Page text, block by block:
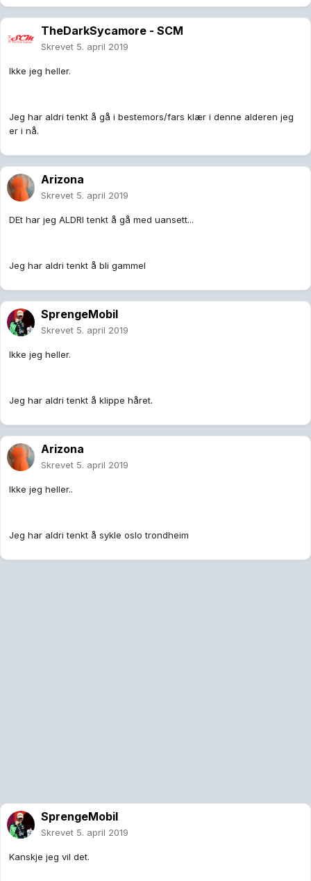
TheDarkSycamore - SCM
Skrevet 5. april 2019
Ikke jeg heller.
Jeg har aldri tenkt å gå i bestemors/fars klær i denne alderen jeg
er i nå.
Arizona
Skrevet 5. april 2019
DEt har jeg ALDRI tenkt å gå med uansett...
Jeg har aldri tenkt å bli gammel
SprengeMobil
Skrevet 5. april 2019
Ikke jeg heller.
Jeg har aldri tenkt å klippe håret.
Arizona
Skrevet 5. april 2019
Ikke jeg heller..
Jeg har aldri tenkt å sykle oslo trondheim
SprengeMobil
Skrevet 5. april 2019
Kanskje jeg vil det.